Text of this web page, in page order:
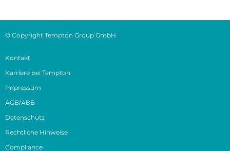
© Copyright Tempton Group GmbH
Kontakt
Karriere bei Tempton
Impressum
AGB/ABB
Datenschutz
Rechtliche Hinweise
Compliance